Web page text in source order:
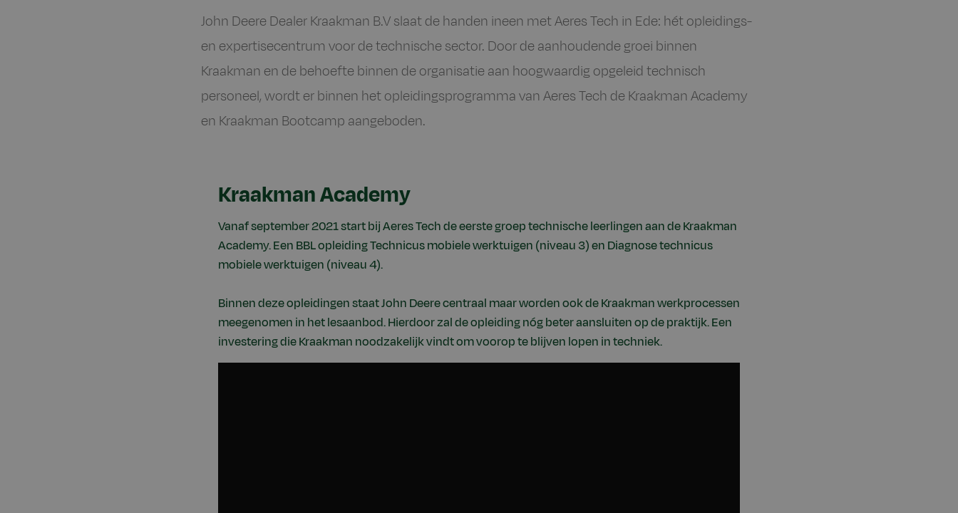
John Deere Dealer Kraakman B.V slaat de handen ineen met Aeres Tech in Ede: hét opleidings-
en expertisecentrum voor de technische sector. Door de aanhoudende groei binnen
Kraakman en de behoefte binnen de organisatie aan hoogwaardig opgeleid technisch
personeel, wordt er binnen het opleidingsprogramma van Aeres Tech de Kraakman Academy
en Kraakman Bootcamp aangeboden.
Kraakman Academy
Vanaf september 2021 start bij Aeres Tech de eerste groep technische leerlingen aan de Kraakman
Academy. Een BBL opleiding Technicus mobiele werktuigen (niveau 3) en Diagnose technicus
mobiele werktuigen (niveau 4).
Binnen deze opleidingen staat John Deere centraal maar worden ook de Kraakman werkprocessen
meegenomen in het lesaanbod. Hierdoor zal de opleiding nóg beter aansluiten op de praktijk. Een
investering die Kraakman noodzakelijk vindt om voorop te blijven lopen in techniek.